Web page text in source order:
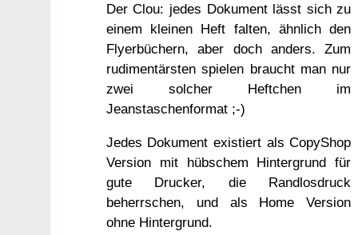
Der Clou: jedes Dokument lässt sich zu
einem kleinen Heft falten, ähnlich den
Flyerbüchern, aber doch anders. Zum
rudimentärsten spielen braucht man nur
zwei solcher Heftchen im
Jeanstaschenformat ;-)
Jedes Dokument existiert als CopyShop
Version mit hübschem Hintergrund für
gute Drucker, die Randlosdruck
beherrschen, und als Home Version
ohne Hintergrund.